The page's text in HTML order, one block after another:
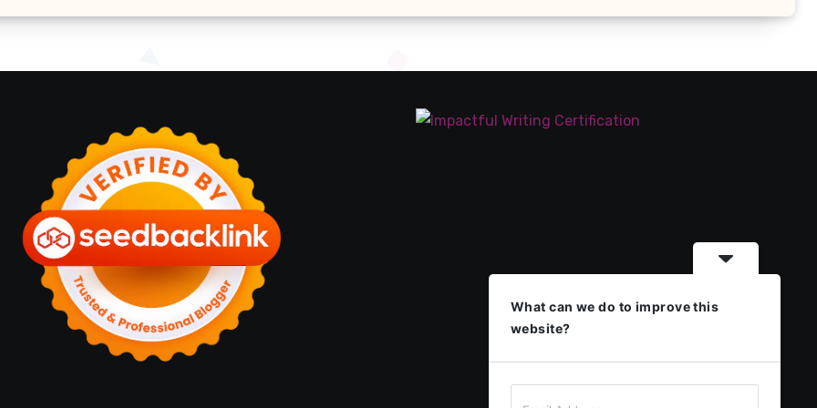
Alasannya
What can we do to improve this
website?